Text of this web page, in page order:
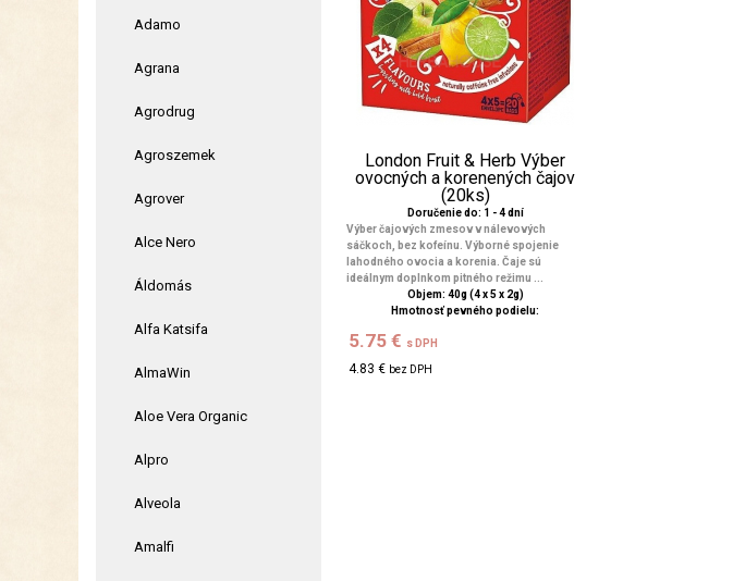
Adamo
Agrana
Agrodrug
Agroszemek
Agrover
Alce Nero
Áldomás
Alfa Katsifa
AlmaWin
Aloe Vera Organic
Alpro
Alveola
Amalfi
London Fruit & Herb Výber
ovocných a korenených čajov
(20ks)
Doručenie do: 1 - 4 dní
Výber čajových zmesov v nálevových
sáčkoch, bez kofeínu. Výborné spojenie
lahodného ovocia a korenia. Čaje sú
ideálnym doplnkom pitného režimu ...
Objem: 40g (4 x 5 x 2g)
Hmotnosť pevného podielu:
5.75 € s DPH
4.83 € bez DPH